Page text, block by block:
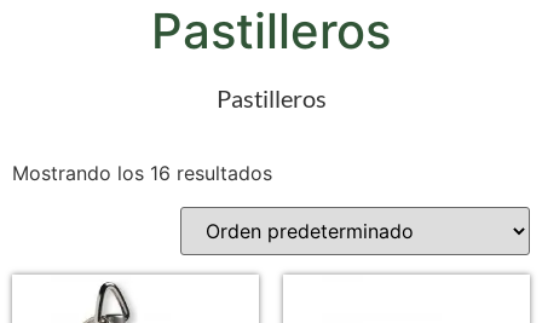
Pastilleros
Pastilleros
Mostrando los 16 resultados